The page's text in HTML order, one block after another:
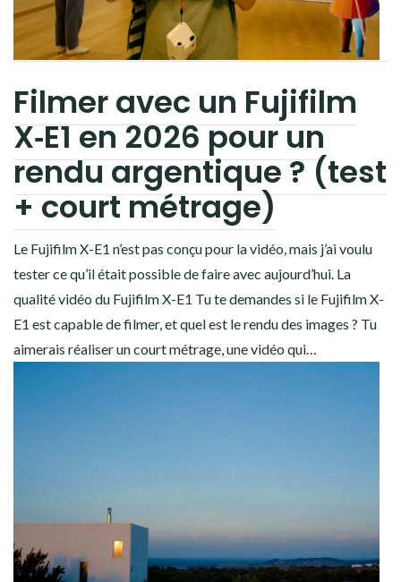
Filmer avec un Fujifilm
X‑E1 en 2026 pour un
rendu argentique ? (test
+ court métrage)
Le Fujifilm X-E1 n’est pas conçu pour la vidéo, mais j’ai voulu
tester ce qu’il était possible de faire avec aujourd’hui. La
qualité vidéo du Fujifilm X-E1 Tu te demandes si le Fujifilm X-
E1 est capable de filmer, et quel est le rendu des images ? Tu
aimerais réaliser un court métrage, une vidéo qui…
CONTACT
BOUTIQUE
JOURNAL DE BORD
YoutubePatreonBluesky